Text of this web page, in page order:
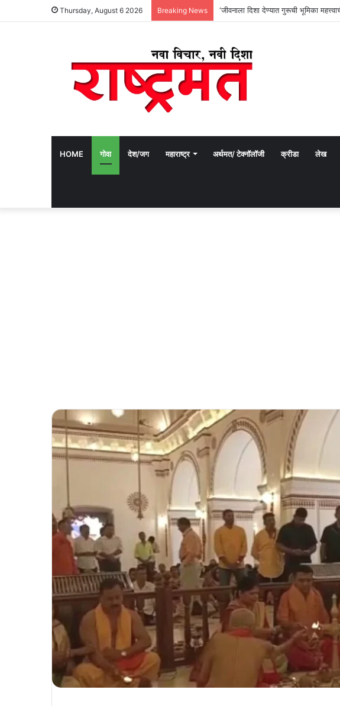
Thursday, August 6 2026 Breaking News ‘जीवनाला दिशा देण्यात गुरूची भूमिका
HOME गोवा देश/जग महाराष्ट्र अर्थमत/ टेक्नॉलॉजी क्रीडा लेख